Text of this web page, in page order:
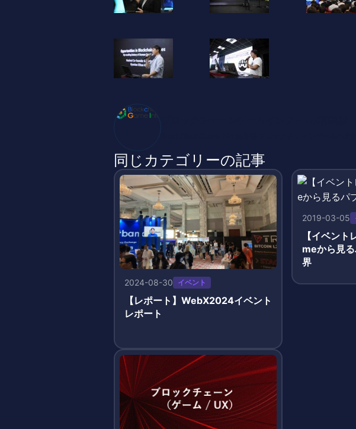
同じカテゴリーの記事
2024-08-30 イベント
【レポート】WebX2024イベント
レポート
2019-03-05
【イベン
meから見
界